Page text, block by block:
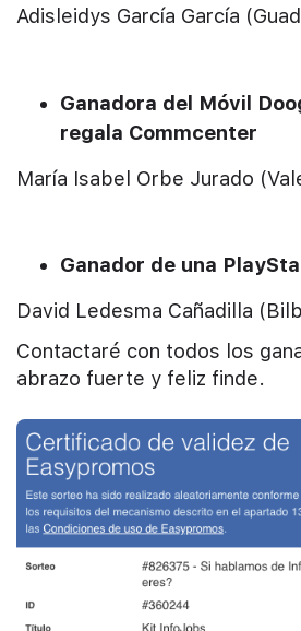
Adisleidys García García
Ganadora del Móvil
regala Commcenter
María Isabel Orbe Jurado
Ganador de una
David Ledesma Cañadilla
Contactaré con todos los
abrazo fuerte y feliz finde.